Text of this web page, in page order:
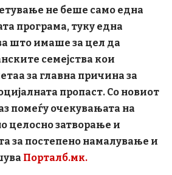
не беше само една
програма, туку една
што имаше за цел да
семејства кои
за главна причина за
пропаст. Со новиот
помеѓу очекувањата на
целосно затворање и
за постепено намалување и
Порталб.мк.